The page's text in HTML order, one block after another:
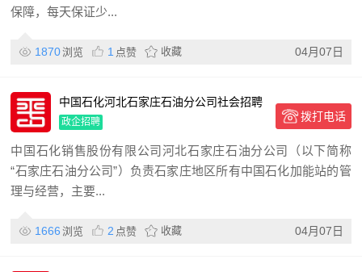
保障，每天保证少...
1870浏览 1 点赞 收藏 04月07日
中国石化河北石家庄石油分公司社会招聘
公告
政企招聘 拨打电话
中国石化销售股份有限公司河北石家庄石油分公司（以下简称
“石家庄石油分公司”）负责石家庄地区所有中国石化加能站的管
理与经营，主要...
1666 浏览 2 点赞 收藏 04月07日